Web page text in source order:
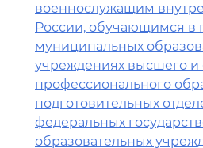
военнослужащим
России, обучающимся в
муниципальных
учреждениях высшего и
профессионального
подготовительных
федеральных
образовательных